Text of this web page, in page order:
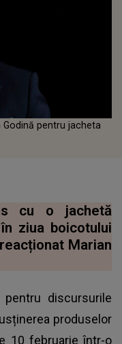
Godină pentru jacheta
cu o jachetă
ziua boicotului
Marian
discursurile
produselor
10 februarie într-o